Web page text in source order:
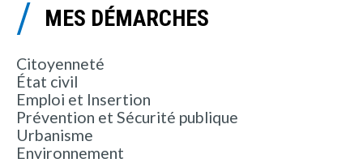
MES DÉMARCHES
Citoyenneté
État civil
Emploi et Insertion
Prévention et Sécurité publique
Urbanisme
Environnement